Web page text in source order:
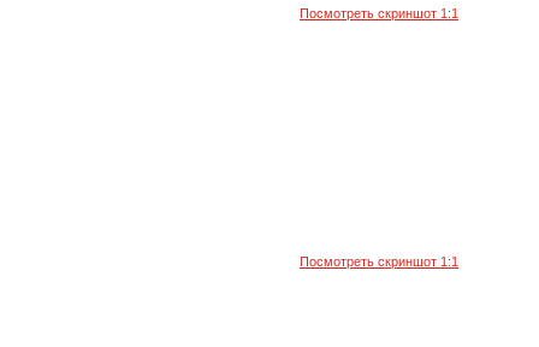
Посмотреть скриншот 1:1
Посмотреть скриншот 1:1